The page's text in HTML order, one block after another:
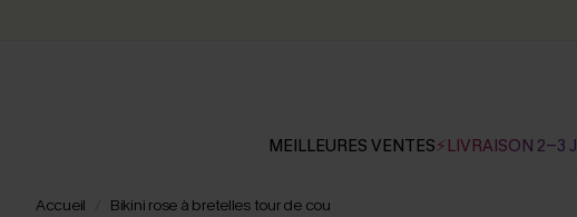
MEILLEURES VENTES⚡LIVRAISON 2-3 J
Accueil Bikini rose à bretelles tour de cou